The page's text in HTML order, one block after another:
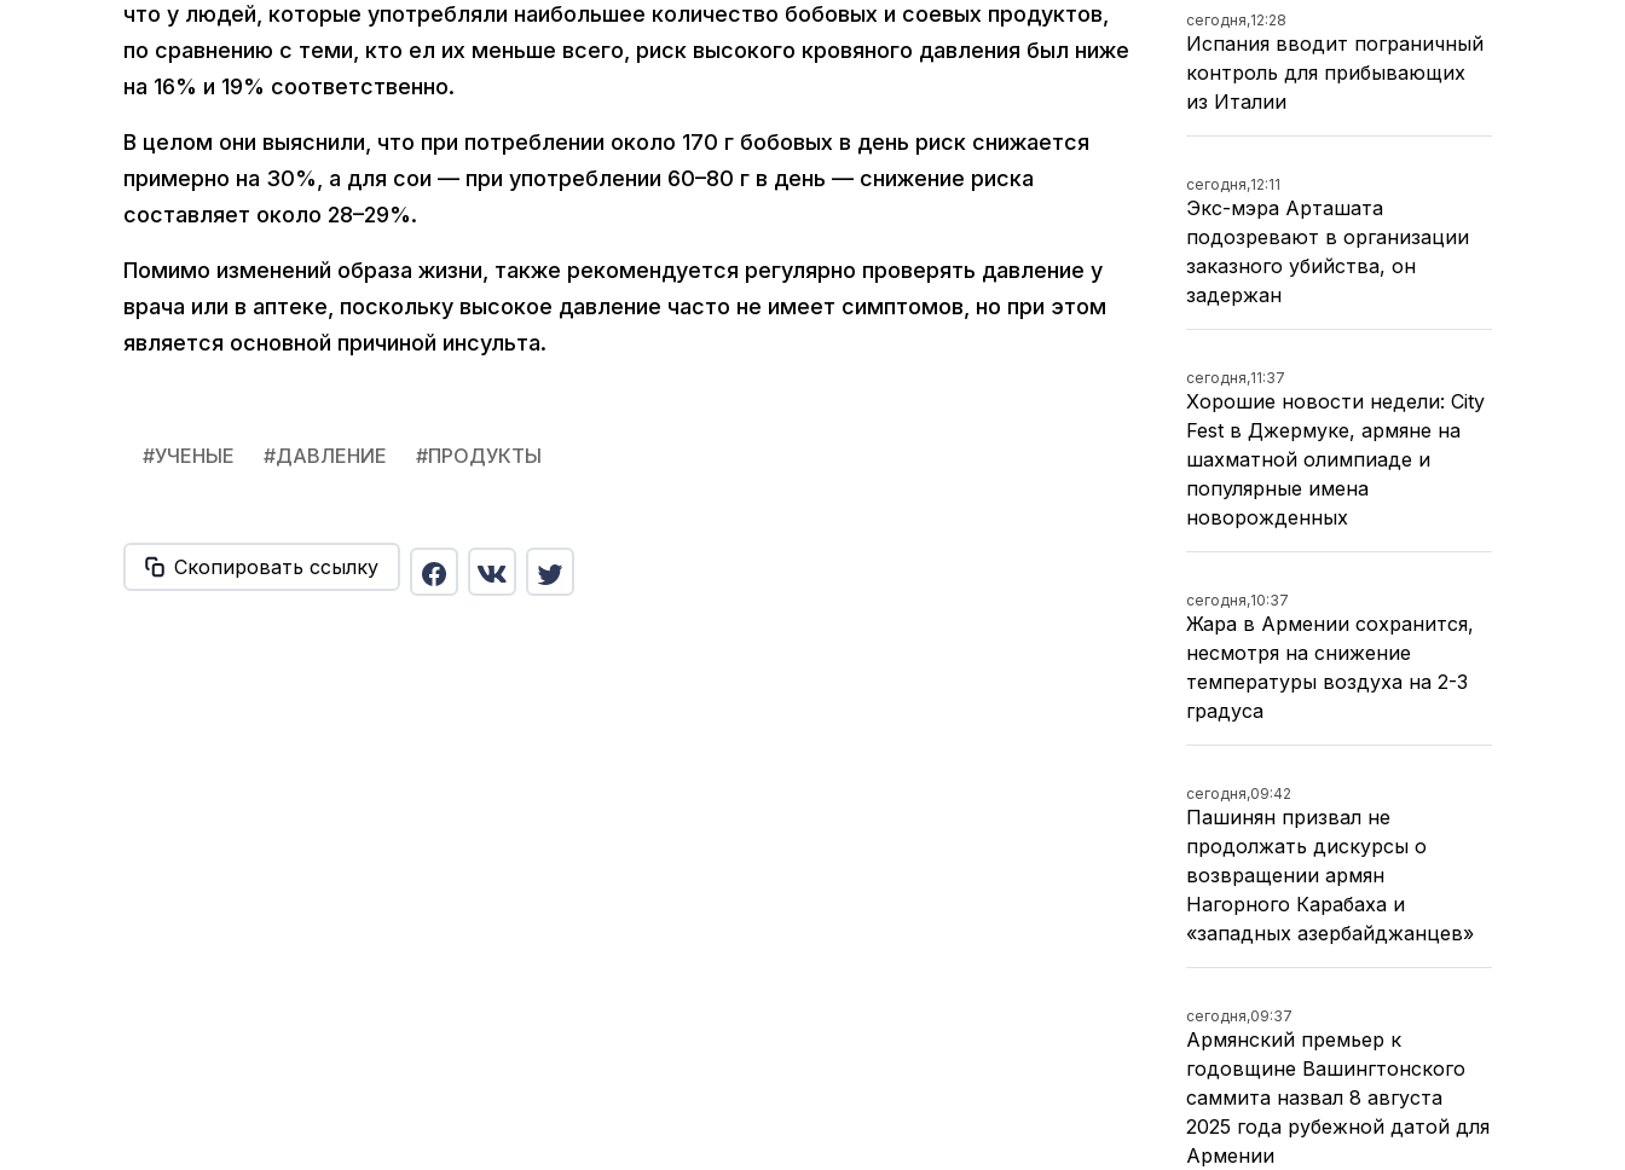
что у людей, которые употребляли наибольшее количество бобовых и соевых продуктов,
по сравнению с теми, кто ел их меньше всего, риск высокого кровяного давления был ниже
на 16% и 19% соответственно.
В целом они выяснили, что при потреблении около 170 г бобовых в день риск снижается
примерно на 30%, а для сои — при употреблении 60–80 г в день — снижение риска
составляет около 28–29%.
Помимо изменений образа жизни, также рекомендуется регулярно проверять давление у
врача или в аптеке, поскольку высокое давление часто не имеет симптомов, но при этом
является основной причиной инсульта.
#УЧЕНЫЕ #ДАВЛЕНИЕ #ПРОДУКТЫ
Скопировать ссылку
сегодня,12:28
Испания вводит пограничный
контроль для прибывающих
из Италии
сегодня,12:11
Экс-мэра Арташата
подозревают в организации
заказного убийства, он
задержан
сегодня,11:37
Хорошие новости недели: City
Fest в Джермуке, армяне на
шахматной олимпиаде и
популярные имена
новорожденных
сегодня,10:37
Жара в Армении сохранится,
несмотря на снижение
температуры воздуха на 2-3
градуса
сегодня,09:42
Пашинян призвал не
продолжать дискурсы о
возвращении армян
Нагорного Карабаха и
«западных азербайджанцев»
сегодня,09:37
Армянский премьер к
годовщине Вашингтонского
саммита назвал 8 августа
2025 года рубежной датой для
Армении